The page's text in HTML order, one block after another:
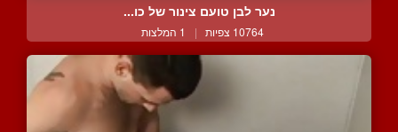
נער לבן טועם צינור של כו...
10764 צפיות | 1 המלצות